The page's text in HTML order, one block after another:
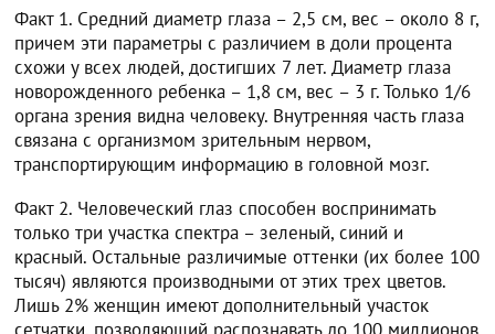
Факт 1. Средний диаметр глаза – 2,5 см, вес – около 8 г,
причем эти параметры с различием в доли процента
схожи у всех людей, достигших 7 лет. Диаметр глаза
новорожденного ребенка – 1,8 см, вес – 3 г. Только 1/6
органа зрения видна человеку. Внутренняя часть глаза
связана с организмом зрительным нервом,
транспортирующим информацию в головной мозг.
Факт 2. Человеческий глаз способен воспринимать
только три участка спектра – зеленый, синий и
красный. Остальные различимые оттенки (их более 100
тысяч) являются производными от этих трех цветов.
Лишь 2% женщин имеют дополнительный участок